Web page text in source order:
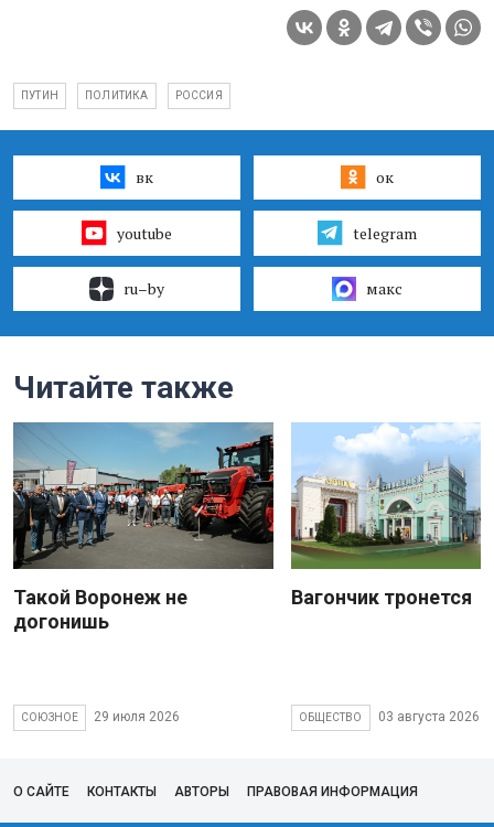
ПУТИН ПОЛИТИКА РОССИЯ
вк ок
youtube telegram
ru–by макс
Читайте также
Такой Воронеж не
догонишь
СОЮЗНОЕ 29 июля 2026
Вагончик тронется
ОБЩЕСТВО 03 августа 2026
О САЙТЕ КОНТАКТЫ АВТОРЫ ПРАВОВАЯ ИНФОРМАЦИЯ